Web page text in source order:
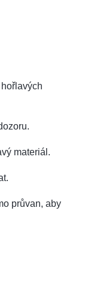
materiál.
průvan, aby